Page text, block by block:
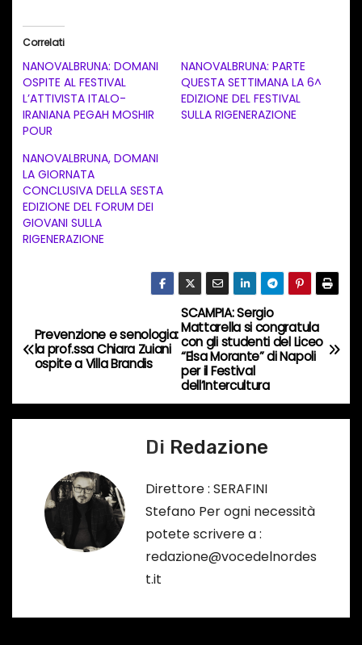
a
m
e
t
o
i
n
s
o
…
Correlati
NANOVALBRUNA: DOMANI
OSPITE AL FESTIVAL
L’ATTIVISTA ITALO-
IRANIANA PEGAH MOSHIR
POUR
NANOVALBRUNA: PARTE
QUESTA SETTIMANA LA 6^
EDIZIONE DEL FESTIVAL
SULLA RIGENERAZIONE
NANOVALBRUNA, DOMANI
LA GIORNATA
CONCLUSIVA DELLA SESTA
EDIZIONE DEL FORUM DEI
GIOVANI SULLA
RIGENERAZIONE
N
a
i
n
SCAMPIA: Sergio
Mattarella si congratula
con gli studenti del Liceo
“Elsa Morante” di Napoli
per il Festival
dell’Intercultura
Prevenzione e senologia:
la prof.ssa Chiara Zuiani
ospite a Villa Brandis
Di Redazione
Direttore : SERAFINI
Stefano Per ogni necessità
potete scrivere a :
redazione@vocedelnordes
t.it